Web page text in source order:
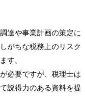
達や事業計画の策定に
がちな税務上のリスク
す。
必要ですが、税理士は
説得力のある資料を提